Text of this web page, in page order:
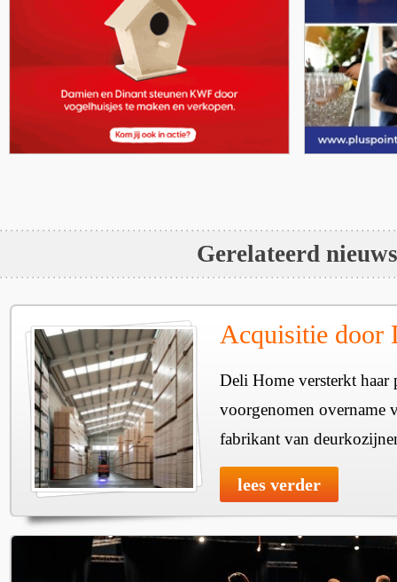
Gerelateerd nieuws
Acquisitie door
Deli Home versterkt haar
voorgenomen overname
fabrikant van
lees verder